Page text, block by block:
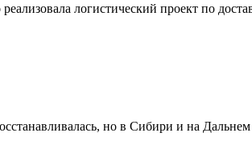
логистический проект по
но в Сибири и на